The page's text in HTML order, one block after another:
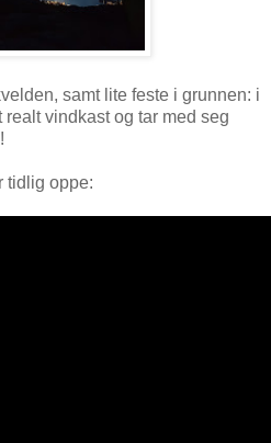
samt lite feste i grunnen: i
vindkast og tar med seg
tidlig oppe: